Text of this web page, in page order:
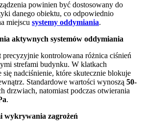
powinien być dostosowany do
danego obiektu, co odpowiednio
miejscu systemy oddymiania.
aktywnych systemów oddymiania
precyzyjnie kontrolowana różnica ciśnień
strefami budynku. W klatkach
nadciśnienie, które skutecznie blokuje
Standardowe wartości wynoszą 50-
drzwiach, natomiast podczas otwierania
.
wykrywania zagrożeń